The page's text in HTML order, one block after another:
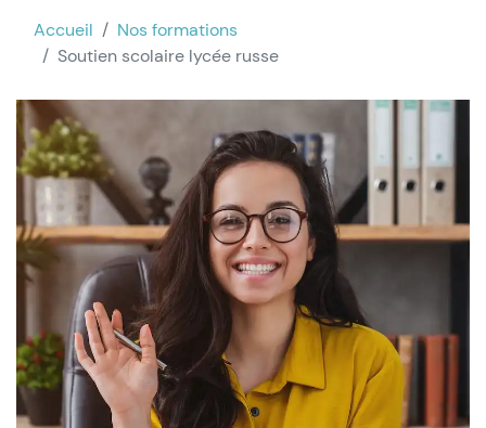
Accueil
Nos formations
Soutien scolaire lycée russe